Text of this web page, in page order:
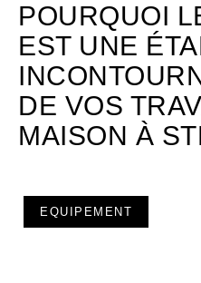
POURQUOI
EST UNE
DE VOS
MAISON À
EQUIPEMENT